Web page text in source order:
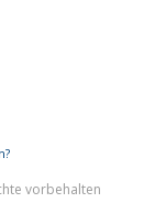
vorbehalten